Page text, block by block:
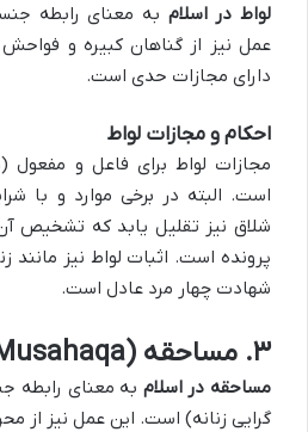
لواط در اسلام به معنای رابطه
عمل نیز از گناهان کبیره و
دارای مجازات حدی است.
احکام و مجازات لواط
مجازات لواط برای فاعل و مفعول
است. البته در برخی موارد و با
شلاق نیز تقلیل یابد که تشخیص
پرونده است. اثبات لواط نیز مانند
شهادت چهار مرد عادل است.
۳. مساحقه (Musahaqa)
مساحقه در اسلام به معنای
گرایی زنانه) است. این عمل نیز از